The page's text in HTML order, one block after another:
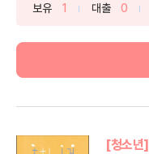
보유 1 대출 0
[청소년]